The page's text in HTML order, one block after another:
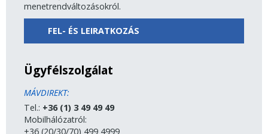
menetrendváltozásokról.
FEL- ÉS LEIRATKOZÁS
Ügyfélszolgálat
MÁVDIREKT:
Tel.: +36 (1) 3 49 49 49
Mobilhálózatról:
+36 (20/30/70) 499 4999